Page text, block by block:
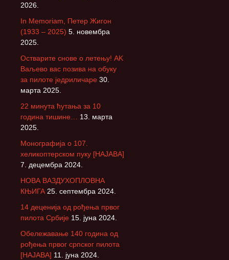
2026.
In Memoriam, Петер Жигон
(1933 – 2025) 5. новембра
2025.
Остварите снове о летењу! АK
Ваљево вас позива на обуку
за пилоте једриличаре 30.
марта 2025.
22 минута ћутања за 10
година тишине…
13. марта
2025.
Монографија о 107.
хеликоптерском пуку [НАЈАВА]
7. децембра 2024.
НОВА ВАЗДУХОПЛОВНА
КЊИГА 25. септембра 2024.
14 деценија од рођења првог
пилота Србије 15. јуна 2024.
Обележавање 140 година од
рођења првог српског пилота
[НАЈАВА] 11. јуна 2024.